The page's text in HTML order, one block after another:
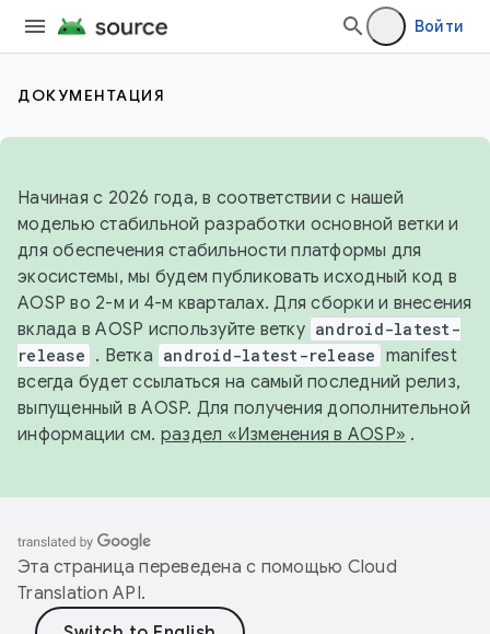
Войти
ДОКУМЕНТАЦИЯ
Начиная с 2026 года, в соответствии с нашей
моделью стабильной разработки основной ветки и
для обеспечения стабильности платформы для
экосистемы, мы будем публиковать исходный код в
AOSP во 2-м и 4-м кварталах. Для сборки и внесения
вклада в AOSP используйте ветку android-latest-
release . Ветка android-latest-release manifest
всегда будет ссылаться на самый последний релиз,
выпущенный в AOSP. Для получения дополнительной
информации см. раздел «Изменения в AOSP» .
Эта страница переведена с помощью Cloud
Translation API.